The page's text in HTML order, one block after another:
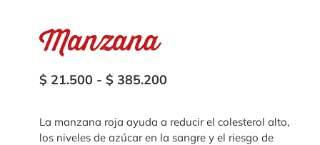
Manzana
$ 21.500 - $ 385.200
La manzana roja ayuda a reducir el colesterol alto,
los niveles de azúcar en la sangre y el riesgo de